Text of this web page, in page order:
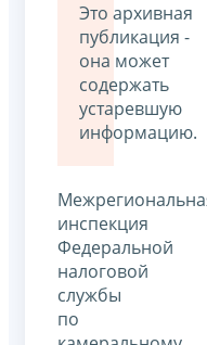
Это архивная
публикация -
она может
содержать
устаревшую
информацию.
инспекция
Федеральной
налоговой
службы
по